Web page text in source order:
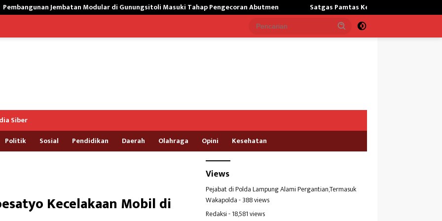
di Gunungsitoli Masuki Tahap Pengecoran Abutmen Satgas Pamtas Kewilayahan RI-PNG yonif 645/GtY Sampaikan
Siber
Politik Sosial Pendidikan Daerah Olahraga Opini Kesehatan
Kecelakaan Mobil di
Views
Pejabat di Polda Lampung Alami Pergantian,Termasuk
Wakapolda- 388 views
Redaksi- 18,581 views